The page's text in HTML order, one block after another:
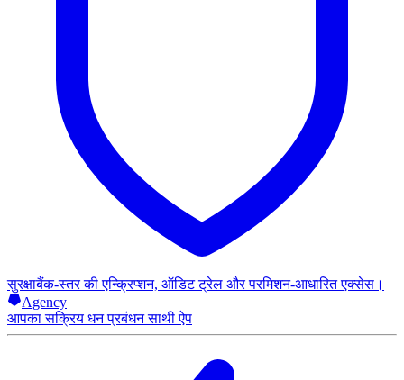
सुरक्षाबैंक-स्तर की एन्क्रिप्शन, ऑडिट ट्रेल और परमिशन-आधारित एक्सेस।
Agency
आपका सक्रिय धन प्रबंधन साथी ऐप